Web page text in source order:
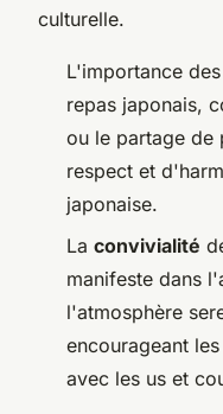
culturelle.
L'importance des
repas japonais,
ou le partage de
respect et
japonaise.
La convivialité
manifeste dans
l'atmosphère
encourageant
avec les us et